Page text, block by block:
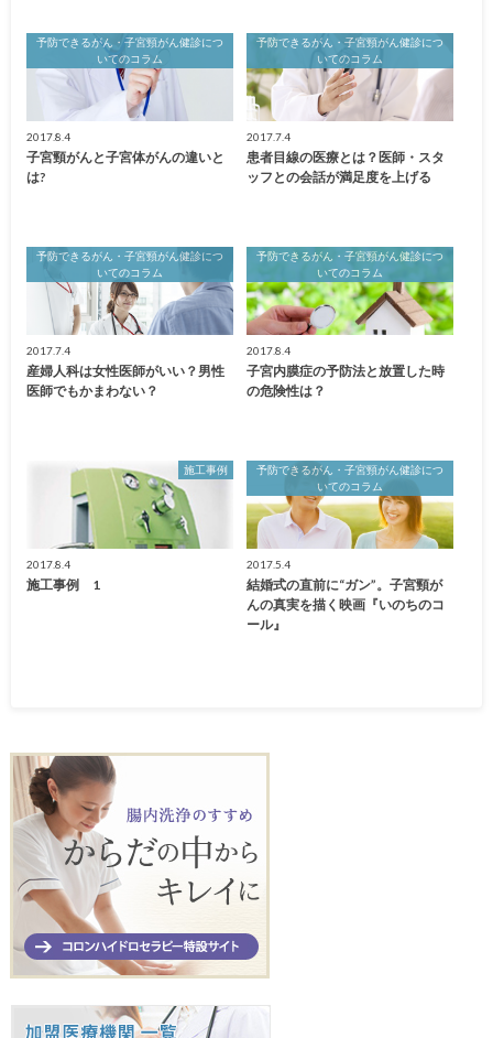
予防できるがん・子宮頸がん健診につ
いてのコラム
2017.8.4
子宮頸がんと子宮体がんの違いと
は?
予防できるがん・子宮頸がん健診につ
いてのコラム
2017.7.4
患者目線の医療とは？医師・スタ
ッフとの会話が満足度を上げる
予防できるがん・子宮頸がん健診につ
いてのコラム
2017.7.4
産婦人科は女性医師がいい？男性
医師でもかまわない？
予防できるがん・子宮頸がん健診につ
いてのコラム
2017.8.4
子宮内膜症の予防法と放置した時
の危険性は？
施工事例
2017.8.4
施工事例 1
予防できるがん・子宮頸がん健診につ
いてのコラム
2017.5.4
結婚式の直前に“ガン”。子宮頸が
んの真実を描く映画『いのちのコ
ール』